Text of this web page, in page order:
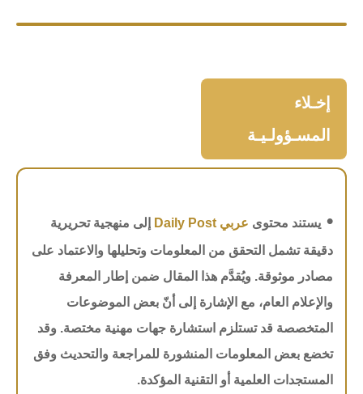
إخـلاء
المسـؤولـيـة
• يستند محتوى عربي Daily Post
إلى منهجية تحريرية
دقيقة تشمل التحقق من المعلومات وتحليلها والاعتماد على
مصادر موثوقة. ويُقدَّم هذا المقال ضمن إطار المعرفة
والإعلام العام، مع الإشارة إلى أنّ بعض الموضوعات
المتخصصة قد تستلزم استشارة جهات مهنية مختصة. وقد
تخضع بعض المعلومات المنشورة للمراجعة والتحديث وفق
المستجدات العلمية أو التقنية المؤكدة.